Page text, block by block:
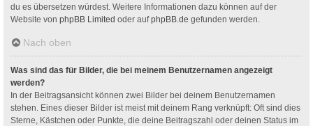
du es übersetzen würdest. Weitere Informationen dazu können auf der
Website von phpBB Limited oder aufphpBB.de gefunden werden.
Nach oben
Was sind das für Bilder, die bei meinem Benutzernamen angezeigt
werden?
In der Beitragsansicht können zwei Bilder bei deinem Benutzernamen
stehen. Eines dieser Bilder ist meist mit deinem Rang verknüpft: Oft sind dies
Sterne, Kästchen oder Punkte, die deine Beitragszahl oder deinen Status im